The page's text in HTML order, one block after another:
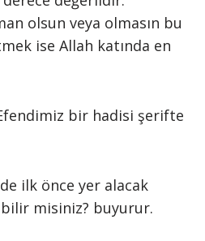
olsun veya olmasın bu
ise Allah katında en
bir hadisi şerifte
ilk önce yer alacak
misiniz? buyurur.